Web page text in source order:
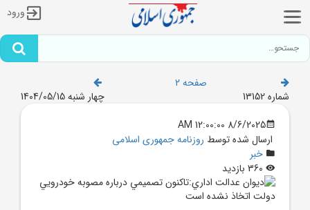
ورود
صفحه 2
شماره 13152
چهار شنبه 1404/05/15
8/6/2025 12:00:00 AM
ارسال شده توسط روزنامه جمهوری اسلامی
خبر